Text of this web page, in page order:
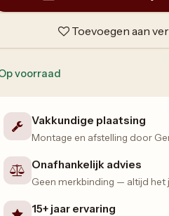
Toevoegen aan
voorraad
Vakkundige plaatsing
Montage en afstelling door
Onafhankelijk advies
Geen merkbinding — altijd het
15+ jaar ervaring